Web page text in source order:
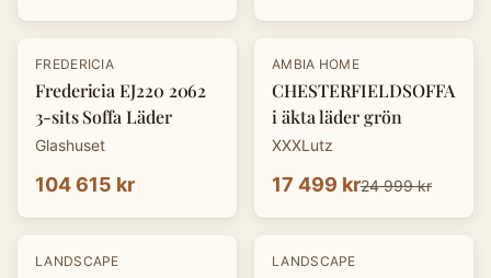
FREDERICIA
Fredericia EJ220 2062
3-sits Soffa Läder
Glashuset
104 615 kr
-30%
AMBIA HOME
CHESTERFIELDSOFFA
i äkta läder grön
XXXLutz
17 499 kr24 999 kr
- 30%
LANDSCAPE - 30%
LANDSCAPE